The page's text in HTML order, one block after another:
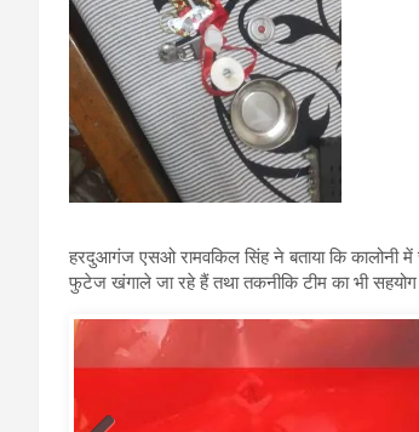
हरदुआगंज एसओ रामवकिल सिंह ने बताया कि कालोनी
फुटेज खंगाले जा रहे ‌हैं तथा तकनीकि टीम का भी सहयोग